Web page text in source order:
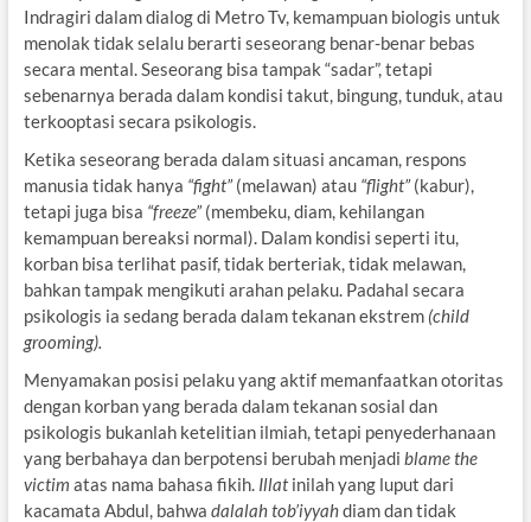
Indragiri dalam dialog di Metro Tv, kemampuan biologis untuk
menolak tidak selalu berarti seseorang benar-benar bebas
secara mental. Seseorang bisa tampak “sadar”, tetapi
sebenarnya berada dalam kondisi takut, bingung, tunduk, atau
terkooptasi secara psikologis.
Ketika seseorang berada dalam situasi ancaman, respons
manusia tidak hanya “fight”(melawan) atau “flight”(kabur),
tetapi juga bisa “freeze”(membeku, diam, kehilangan
kemampuan bereaksi normal). Dalam kondisi seperti itu,
korban bisa terlihat pasif, tidak berteriak, tidak melawan,
bahkan tampak mengikuti arahan pelaku. Padahal secara
psikologis ia sedang berada dalam tekanan ekstrem (child
grooming).
Menyamakan posisi pelaku yang aktif memanfaatkan otoritas
dengan korban yang berada dalam tekanan sosial dan
psikologis bukanlah ketelitian ilmiah, tetapi penyederhanaan
yang berbahaya dan berpotensi berubah menjadi blame the
victim atas nama bahasa fikih. Illatinilah yang luput dari
kacamata Abdul, bahwa dalalah tob’iyyahdiam dan tidak